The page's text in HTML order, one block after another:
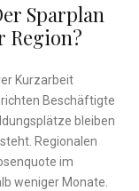
Sparplan
Region?
Kurzarbeit
Beschäftigte
bleiben
Regionalen
im
weniger Monate.